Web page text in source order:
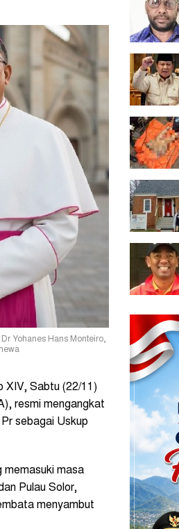
Yohanes Hans Monteiro,
XIV, Sabtu (22/11)
resmi mengangkat
sebagai Uskup
memasuki masa
Pulau Solor,
menyambut